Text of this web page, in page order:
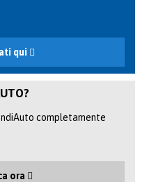
qui
completamente
ora